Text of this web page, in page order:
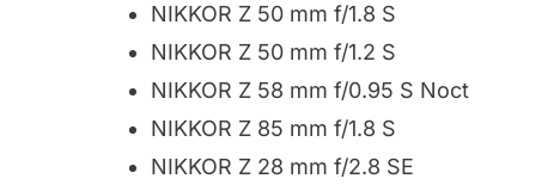
NIKKOR Z 50 mm f/1.8 S
NIKKOR Z 50 mm f/1.2 S
NIKKOR Z 58 mm f/0.95 S Noct
NIKKOR Z 85 mm f/1.8 S
NIKKOR Z 28 mm f/2.8 SE